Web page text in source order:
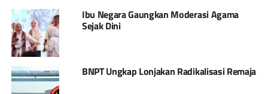
Ibu Negara Gaungkan Moderasi Agama
Sejak Dini
BNPT Ungkap Lonjakan Radikalisasi Remaja